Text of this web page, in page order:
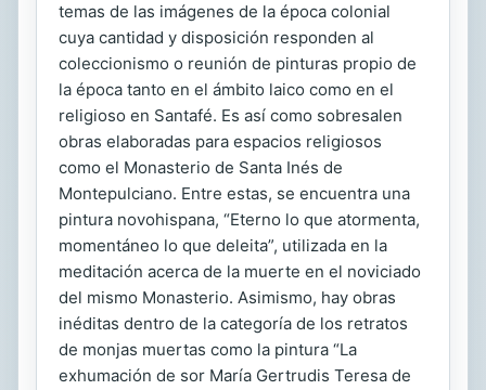
temas de las imágenes de la época colonial
cuya cantidad y disposición responden al
coleccionismo o reunión de pinturas propio de
la época tanto en el ámbito laico como en el
religioso en Santafé. Es así como sobresalen
obras elaboradas para espacios religiosos
como el Monasterio de Santa Inés de
Montepulciano. Entre estas, se encuentra una
pintura novohispana, “Eterno lo que atormenta,
momentáneo lo que deleita”, utilizada en la
meditación acerca de la muerte en el noviciado
del mismo Monasterio. Asimismo, hay obras
inéditas dentro de la categoría de los retratos
de monjas muertas como la pintura “La
exhumación de sor María Gertrudis Teresa de